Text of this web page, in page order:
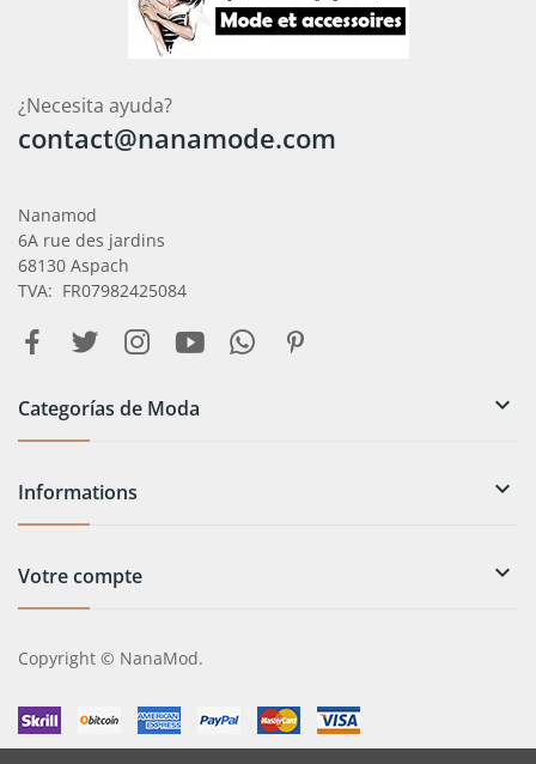
¿Necesita ayuda?
contact@nanamode.com
Nanamod
6A rue des jardins
68130 Aspach
TVA: FR07982425084
Categorías de Moda 
Informations 
Votre compte 
Copyright © NanaMod.